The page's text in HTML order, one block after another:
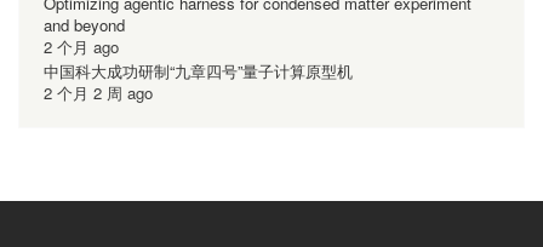
and beyond
2 个月 ago
中国科大成功研制“九章四号”量子计算原型机
2 个月 2 周 ago